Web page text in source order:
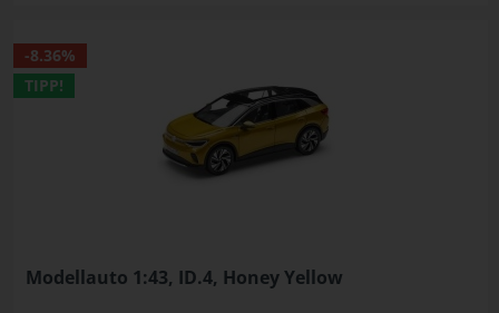
-8.36%
TIPP!
Modellauto 1:43, ID.4, Honey Yellow